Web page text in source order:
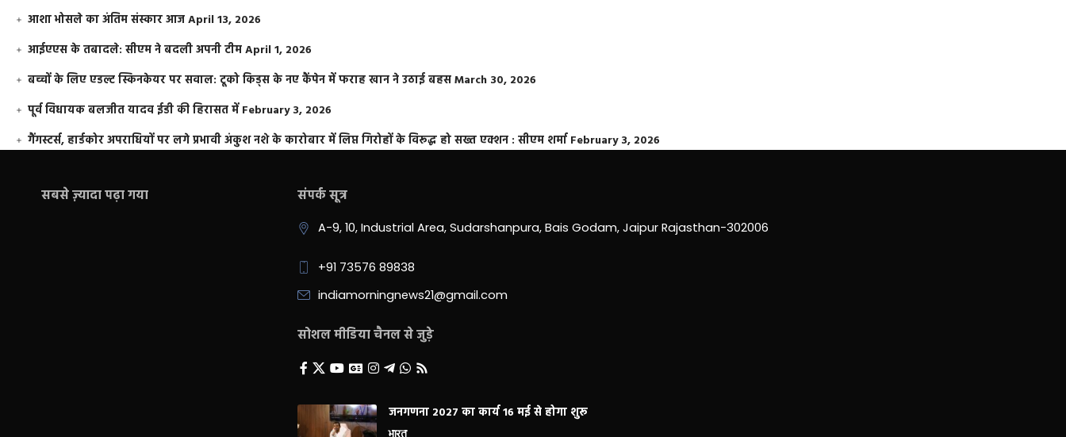
आशा भोसले का अंतिम संस्कार आजApril 13, 2026
आईएएस के तबादले: सीएम ने बदली अपनी टीमApril 1, 2026
बच्चों के लिए एडल्ट स्किनकेयर पर सवाल: टूको किड्स के नए कैंपेन में फराह खान ने उठाई बहसMarch 30, 2026
पूर्व विधायक बलजीत यादव ईडी की हिरासत में February 3, 2026
गैंगस्टर्स, हार्डकोर अपराधियों पर लगे प्रभावी अंकुश नशे के कारोबार में लिप्त गिरोहों के विरूद्ध हो सख्त एक्शन : सीएम शर्मा February 3, 2026
सबसे ज़्यादा पढ़ा गया संपर्क सूत्र
A-9, 10, Industrial Area, Sudarshanpura, Bais Godam, Jaipur Rajasthan-302006
+91 73576 89838
indiamorningnews21@gmail.com
सोशल मीडिया चैनल से जुड़े
जनगणना 2027 का कार्य 16 मई से होगा शुरू